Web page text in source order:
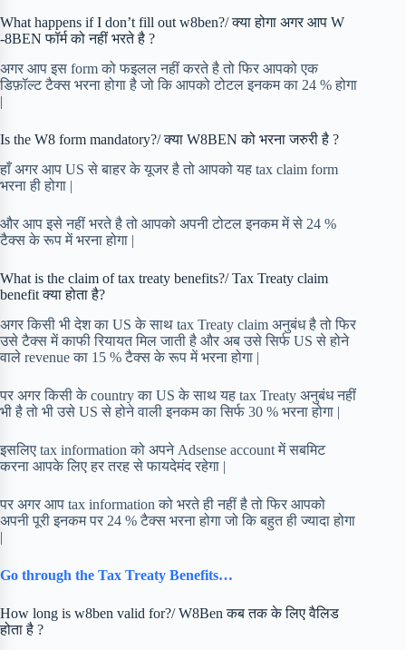
What happens if I don’t fill out w8ben?/ क्या होगा अगर आप W
-8BEN फॉर्म को नहीं भरते है ?
अगर आप इस form को फइलल नहीं करते है तो फिर आपको एक
डिफ़ॉल्ट टैक्स भरना होगा है जो कि आपको टोटल इनकम का 24 % होगा
|
Is the W8 form mandatory?/ क्या W8BEN को भरना जरुरी है ?
हाँ अगर आप US से बाहर के यूजर है तो आपको यह tax claim form
भरना ही होगा |
और आप इसे नहीं भरते है तो आपको अपनी टोटल इनकम में से 24 %
टैक्स के रूप में भरना होगा |
What is the claim of tax treaty benefits?/ Tax Treaty claim
benefit क्या होता है?
अगर किसी भी देश का US के साथ tax Treaty claim अनुबंध है तो फिर
उसे टैक्स में काफी रियायत मिल जाती है और अब उसे सिर्फ US से होने
वाले revenue का 15 % टैक्स के रूप में भरना होगा |
पर अगर किसी के country का US के साथ यह tax Treaty अनुबंध नहीं
भी है तो भी उसे US से होने वाली इनकम का सिर्फ 30 % भरना होगा |
इसलिए tax information को अपने Adsense account में सबमिट
करना आपके लिए हर तरह से फायदेमंद रहेगा |
पर अगर आप tax information को भरते ही नहीं है तो फिर आपको
अपनी पूरी इनकम पर 24 % टैक्स भरना होगा जो कि बहुत ही ज्यादा होगा
|
Go through the Tax Treaty Benefits…
How long is w8ben valid for?/ W8Ben कब तक के लिए वैलिड
होता है ?